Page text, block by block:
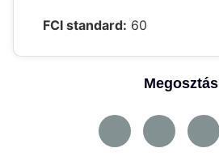
FCI standard: 60
Megosztás